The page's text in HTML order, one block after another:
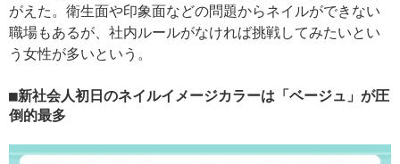
がえた。衛生面や印象面などの問題からネイルができない
職場もあるが、社内ルールがなければ挑戦してみたいとい
う女性が多いという。
新社会人初日のネイルイメージカラーは「ベージュ」が圧
倒的最多